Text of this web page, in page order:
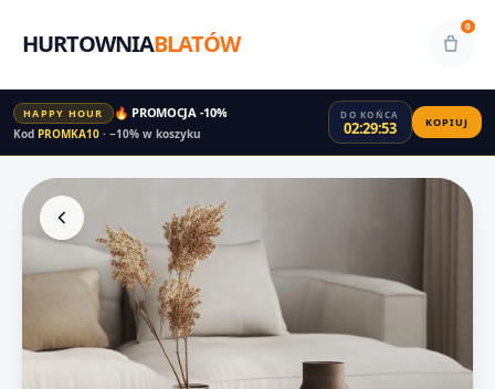
HURTOWNIABLATÓW
0
HAPPY HOUR 🔥 PROMOCJA -10%
Kod PROMKA10 · −10% w koszyku
DO KOŃCA
02:29:53 KOPIUJ